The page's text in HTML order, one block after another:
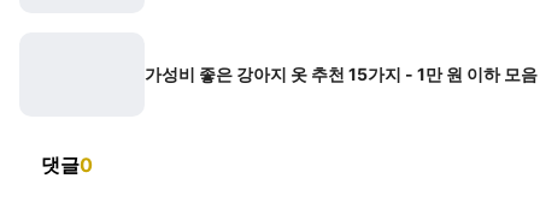
가성비 좋은 강아지 옷 추천 15가지 - 1만 원 이하 모음
댓글0